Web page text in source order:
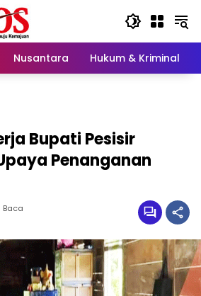
Nusantara Hukum & Kriminal
Bupati Pesisir
Penanganan
Baca